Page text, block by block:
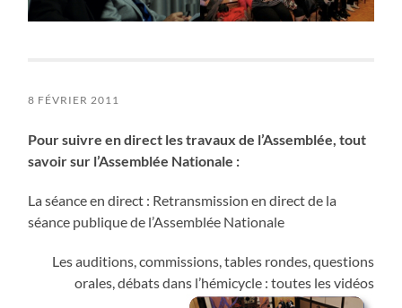
8 FÉVRIER 2011
Pour suivre en direct les travaux de l’Assemblée, tout
savoir sur l’Assemblée Nationale :
La séance en direct : Retransmission en direct de la
séance publique de l’Assemblée Nationale
Les auditions, commissions, tables rondes, questions
orales, débats dans l’hémicycle : toutes les vidéos